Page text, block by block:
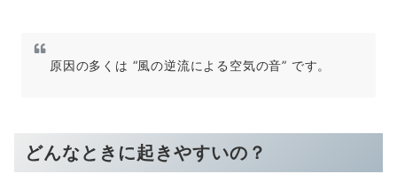
原因の多くは “風の逆流による空気の音” です。
どんなときに起きやすいの？